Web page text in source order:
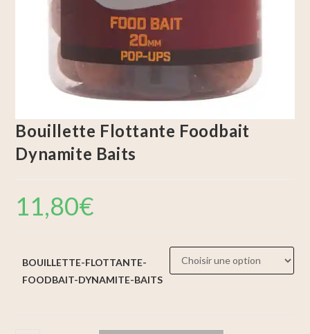
Bouillette Flottante Foodbait
Dynamite Baits
11,80€
BOUILLETTE-FLOTTANTE-
FOODBAIT-DYNAMITE-BAITS